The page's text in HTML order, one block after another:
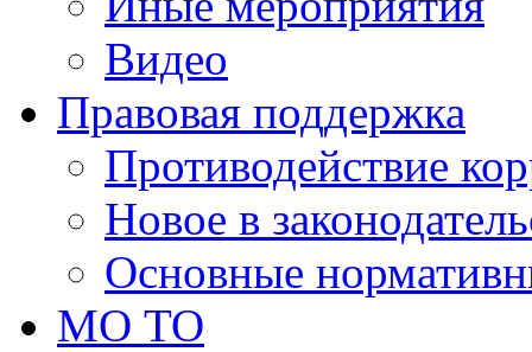
Видео
Правовая поддержка
Противодействие
Новое в
Основные
МО ТО